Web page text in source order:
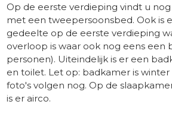
Op de eerste verdieping vindt u
met een tweepersoonsbed. Ook is
gedeelte op de eerste verdieping
overloop is waar ook nog eens een
personen). Uiteindelijk is er een
en toilet. Let op: badkamer is winter
foto's volgen nog. Op de
is er airco.